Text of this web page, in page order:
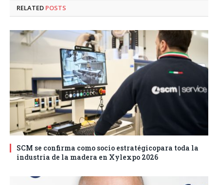
RELATED POSTS
SCM se confirma como socio estratégicopara toda la
industria de la madera en Xylexpo 2026